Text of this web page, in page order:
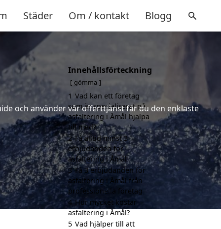
Städer Om / kontakt Blogg
och använder vår offerttjänst får du den enklaste
Innehållsförteckning
gömma
1 Vad kan ett företag
som är specialiserat på
asfaltering i Åmål hjälpa
till med?
2 Få alltid minst 3
erbjudanden för
asfaltering i Åmål
3 Få 3 erbjudanden för
asfaltering i Åmål från
professionella företag
4 Hur mycket kostar
asfaltering i Åmål?
5 Vad hjälper till att